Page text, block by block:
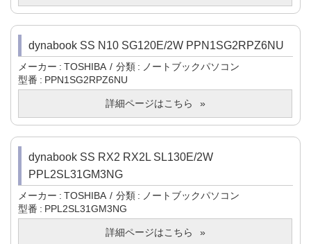
dynabook SS N10 SG120E/2W PPN1SG2RPZ6NU
メーカー TOSHIBA 分類
ノートブックパソコン
型番
PPN1SG2RPZ6NU
詳細ページはこちら
dynabook SS RX2 RX2L SL130E/2W
PPL2SL31GM3NG
メーカー TOSHIBA 分類
ノートブックパソコン
型番
PPL2SL31GM3NG
詳細ページはこちら